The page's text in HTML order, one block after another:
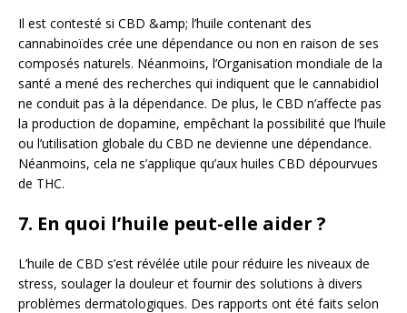
Il est contesté si CBD &amp; l’huile contenant des
cannabinoïdes crée une dépendance ou non en raison de ses
composés naturels. Néanmoins, l’Organisation mondiale de la
santé a mené des recherches qui indiquent que le cannabidiol
ne conduit pas à la dépendance. De plus, le CBD n’affecte pas
la production de dopamine, empêchant la possibilité que l’huile
ou l’utilisation globale du CBD ne devienne une dépendance.
Néanmoins, cela ne s’applique qu’aux huiles CBD dépourvues
de THC.
7. En quoi l’huile peut-elle aider ?
L’huile de CBD s’est révélée utile pour réduire les niveaux de
stress, soulager la douleur et fournir des solutions à divers
problèmes dermatologiques. Des rapports ont été faits selon